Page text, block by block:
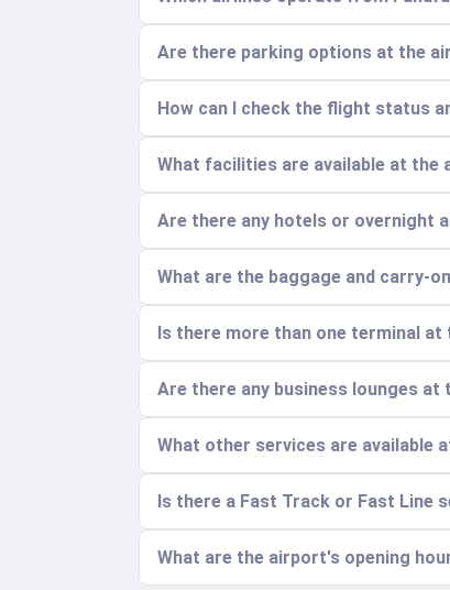
Are there parking options at the
How can I check the flight status
What facilities are available at the
Are there any hotels or overnight
What are the baggage and carry-
Is there more than one terminal
Are there any business lounges at
What other services are available
Is there a Fast Track or Fast Line
What are the airport's opening